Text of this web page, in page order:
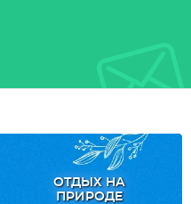
ОТДЫХ НА
ПРИРОДЕ